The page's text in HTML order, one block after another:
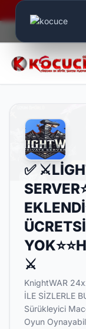
✅
⚔️
KnightWAR
İLE SİZLERLE
Sürükleyici
Oyun